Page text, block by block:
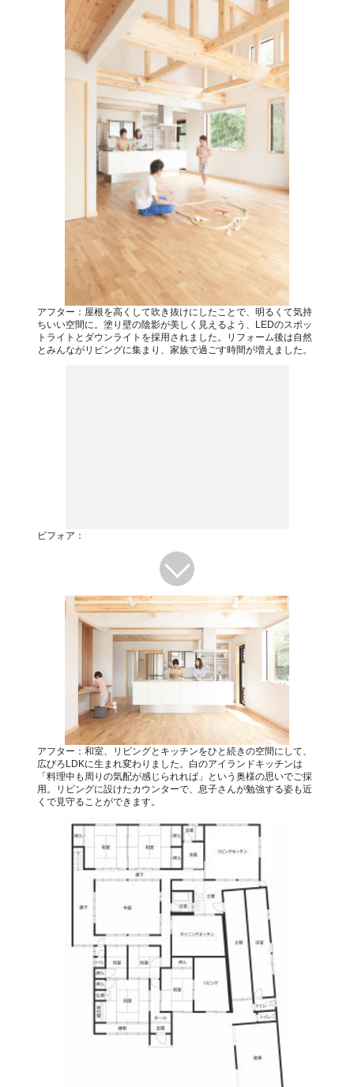
アフター：屋根を高くして吹き抜けにしたことで、明るくて気持
ちいい空間に。塗り壁の陰影が美しく見えるよう、LEDのスポッ
トライトとダウンライトを採用されました。リフォーム後は自然
とみんながリビングに集まり、家族で過ごす時間が増えました。
ビフォア：
アフター：和室、リビングとキッチンをひと続きの空間にして、
広びろLDKに生まれ変わりました。白のアイランドキッチンは
「料理中も周りの気配が感じられれば」という奥様の思いでご採
用。リビングに設けたカウンターで、息子さんが勉強する姿も近
くで見守ることができます。